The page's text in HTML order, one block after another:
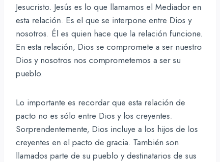
Jesucristo. Jesús es lo que llamamos el Mediador en
esta relación. Es el que se interpone entre Dios y
nosotros. Él es quien hace que la relación funcione.
En esta relación, Dios se compromete a ser nuestro
Dios y nosotros nos comprometemos a ser su
pueblo.
Lo importante es recordar que esta relación de
pacto no es sólo entre Dios y los creyentes.
Sorprendentemente, Dios incluye a los hijos de los
creyentes en el pacto de gracia. También son
llamados parte de su pueblo y destinatarios de sus